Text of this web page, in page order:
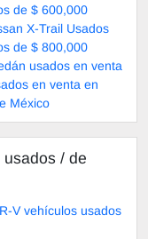
de $ 600,000
X-Trail Usados
de $ 800,000
usados en venta
en venta en
México
​​/ de
V vehículos usados